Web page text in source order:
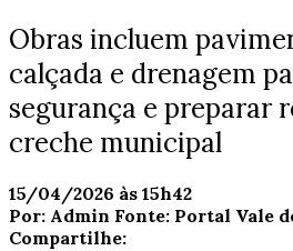
Obras incluem
calçada e drenagem
segurança e preparar
creche municipal
15/04/2026 às 15h42
Por: Admin Fonte: Portal Vale
Compartilhe: